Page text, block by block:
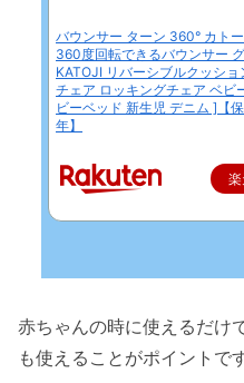
バウンサー ターン 360° カト
360度回転できるバウンサー
KATOJI リバーシブルクッショ
チェア ロッキングチェア ベビ
ビーベッド 新生児 デニム ]【
年】
楽
赤ちゃんの時に使えるだけ
も使えることがポイントです